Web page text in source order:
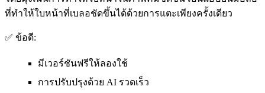
ที่ทำให้ใบหน้าที่เบลอชัดขึ้นได้ด้วยการแตะเพียงครั้งเดียว
✅ ข้อดี:
มีเวอร์ชันฟรีให้ลองใช้
การปรับปรุงด้วย AI รวดเร็ว